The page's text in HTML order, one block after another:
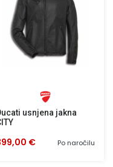
usnjena jakna
Po naročilu
€